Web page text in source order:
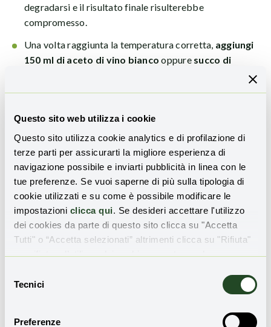
Questo sito web utilizza i cookie
Questo sito utilizza cookie analytics e di profilazione di
terze parti per assicurarti la migliore esperienza di
navigazione possibile e inviarti pubblicità in linea con le
tue preferenze. Se vuoi saperne di più sulla tipologia di
cookie utilizzati e su come è possibile modificare le
impostazioni clicca qui. Se desideri accettare l'utilizzo
dei cookies da parte di questo sito clicca su "Accetta
Tutti" o “Accetta selezionati” altrimenti clicca su "Rifiuta"
per rifiutare l’utilizzo dei cookie e mantenere le
delTecnici
Preferenze
degradarsi e il risultato finale risulterebbe
compromesso.
Una volta raggiunta la temperatura corretta, aggiungi
150 ml di aceto di vino bianco oppure succo di
evidente: il latte si separa in due fasi distinte. Da un lato
siero liquido giallognolo e traslucido.
Questo è il momento in cui la trasformazione chimica
diventa visibile a occhio nudo.
Filtraggio, lavaggio acido ed
eliminazione dei grassi residui
contenuto della pentola in un
colino a maglie strette